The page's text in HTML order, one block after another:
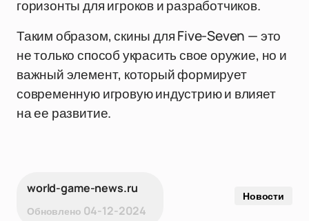
горизонты для игроков и разработчиков.
Таким образом, скины для Five-Seven — это
не только способ украсить свое оружие, но и
важный элемент, который формирует
современную игровую индустрию и влияет
на ее развитие.
world-game-news.ru
Обновлено 04-12-2024
Новости